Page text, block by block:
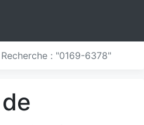
Recherche : "0169-6378"